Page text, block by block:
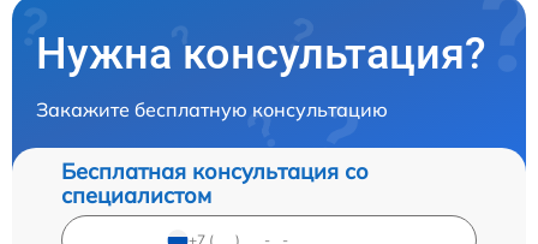
Нужна консультация?
Закажите бесплатную консультацию
Бесплатная консультация со
специалистом